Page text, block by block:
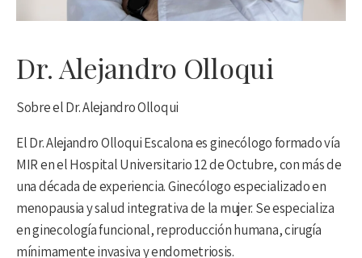
Dr. Alejandro Olloqui
Sobre el Dr. Alejandro Olloqui
El Dr. Alejandro Olloqui Escalona es ginecólogo formado vía
MIR en el Hospital Universitario 12 de Octubre, con más de
una década de experiencia. Ginecólogo especializado en
menopausia y salud integrativa de la mujer. Se especializa
en ginecología funcional, reproducción humana, cirugía
mínimamente invasiva y endometriosis.